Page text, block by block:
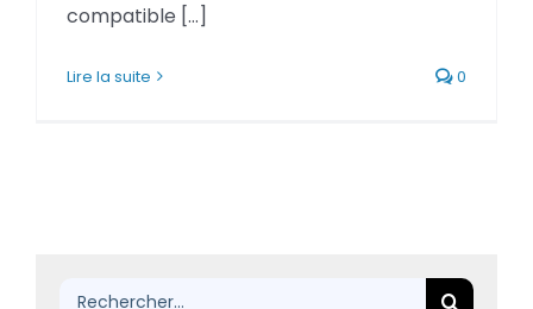
compatible [...]
Lire la suite 0
Rechercher: